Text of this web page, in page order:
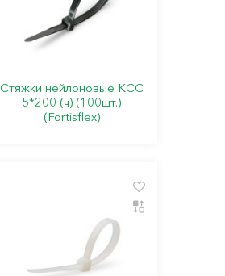
Стяжки нейлоновые КСС
5*200 (ч) (100шт.)
(Fortisflex)